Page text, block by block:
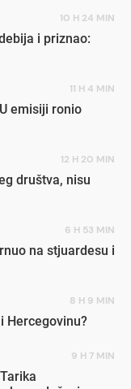
10 H 24 MIN
i priznao:
11 H 4 MIN
emisiji ronio
12 H 20 MIN
društva, nisu
6 H 53 MIN
na stjuardesu i
8 H 9 MIN
Hercegovinu?
9 H 7 MIN